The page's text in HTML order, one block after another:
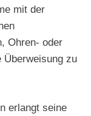
mit der
Ohren- oder
Überweisung zu
erlangt seine